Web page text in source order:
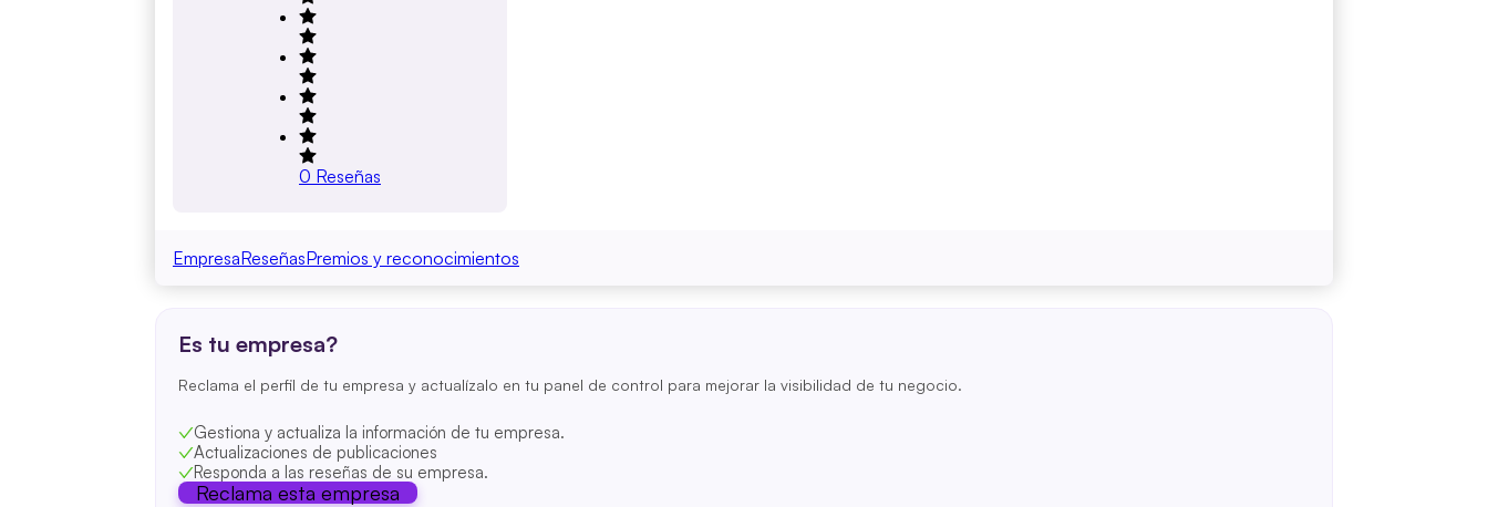
0 Reseñas
EmpresaReseñasPremios y reconocimientos
Es tu empresa?
Reclama el perfil de tu empresa y actualízalo en tu panel de control para mejorar la visibilidad de tu negocio.
Gestiona y actualiza la información de tu empresa.
Actualizaciones de publicaciones
Responda a las reseñas de su empresa.
Reclama esta empresa